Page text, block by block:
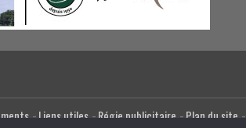
Liens utiles Régie publicitaire Plan du site